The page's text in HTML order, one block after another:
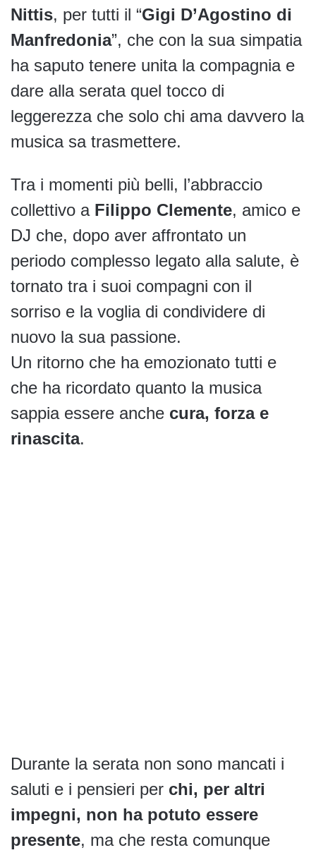
Nittis, per tutti il “Gigi D’Agostino di
Manfredonia”, che con la sua simpatia
ha saputo tenere unita la compagnia e
dare alla serata quel tocco di
leggerezza che solo chi ama davvero la
musica sa trasmettere.
Tra i momenti più belli, l’abbraccio
collettivo a Filippo Clemente, amico e
DJ che, dopo aver affrontato un
periodo complesso legato alla salute, è
tornato tra i suoi compagni con il
sorriso e la voglia di condividere di
nuovo la sua passione.
Un ritorno che ha emozionato tutti e
che ha ricordato quanto la musica
sappia essere anche cura, forza e
rinascita.
Durante la serata non sono mancati i
saluti e i pensieri per chi, per altri
impegni, non ha potuto essere
presente, ma che resta comunque